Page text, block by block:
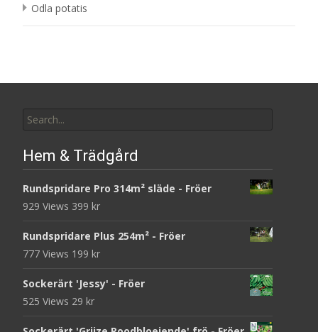
Odla potatis
for:
Hem & Trädgård
Rundspridare Pro 314m² släde - Fröer
929 Views 399 kr
Rundspridare Plus 254m² - Fröer
777 Views 199 kr
Sockerärt 'Jessy' - Fröer
525 Views 29 kr